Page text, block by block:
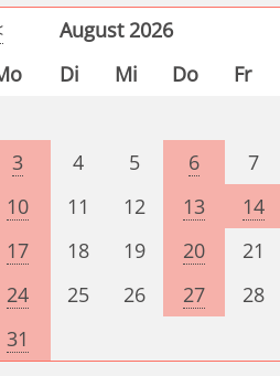
August 2026
Di Mi Do Fr
3
4 5 6 7
10
11 12 13 14
17
18 19 20 21
24
25 26 27 28
31